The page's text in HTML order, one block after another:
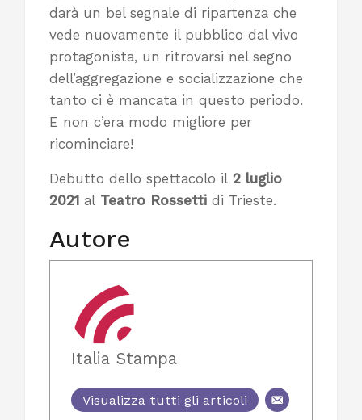
darà un bel segnale di ripartenza che
vede nuovamente il pubblico dal vivo
protagonista, un ritrovarsi nel segno
dell’aggregazione e socializzazione che
tanto ci è mancata in questo periodo.
E non c’era modo migliore per
ricominciare!
Debutto dello spettacolo il 2 luglio
2021 al Teatro Rossetti di Trieste.
Autore
Italia Stampa
Visualizza tutti gli articoli